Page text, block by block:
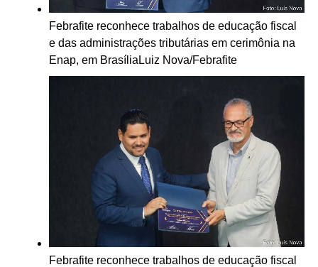
Febrafite reconhece trabalhos de educação fiscal
e das administrações tributárias em cerimônia na
Enap, em Brasília Luiz Nova/Febrafite
Febrafite reconhece trabalhos de educação fiscal